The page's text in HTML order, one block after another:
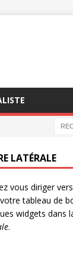
LATÉRALE
vous diriger vers
tableau de
widgets dans
.